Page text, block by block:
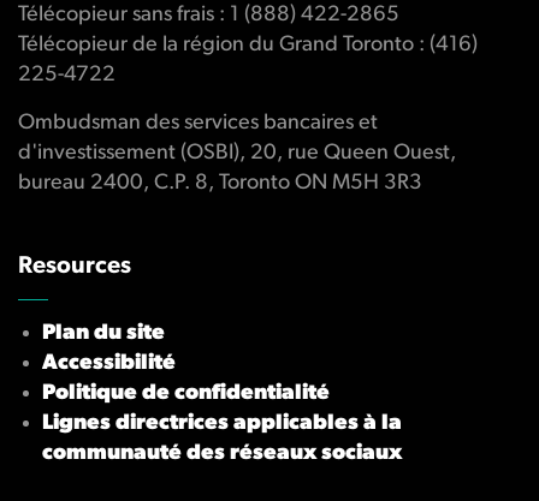
Télécopieur sans frais : 1 (888) 422-2865
Télécopieur de la région du Grand Toronto : (416)
225-4722
Ombudsman des services bancaires et
d'investissement (OSBI), 20, rue Queen Ouest,
bureau 2400, C.P. 8, Toronto ON M5H 3R3
Resources
Plan du site
Accessibilité
Politique de confidentialité
Lignes directrices applicables à la
communauté des réseaux sociaux